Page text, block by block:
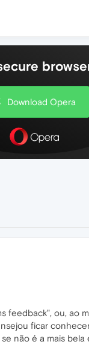
Download Opera
feedback", ou, ao
ficar
não é a mais